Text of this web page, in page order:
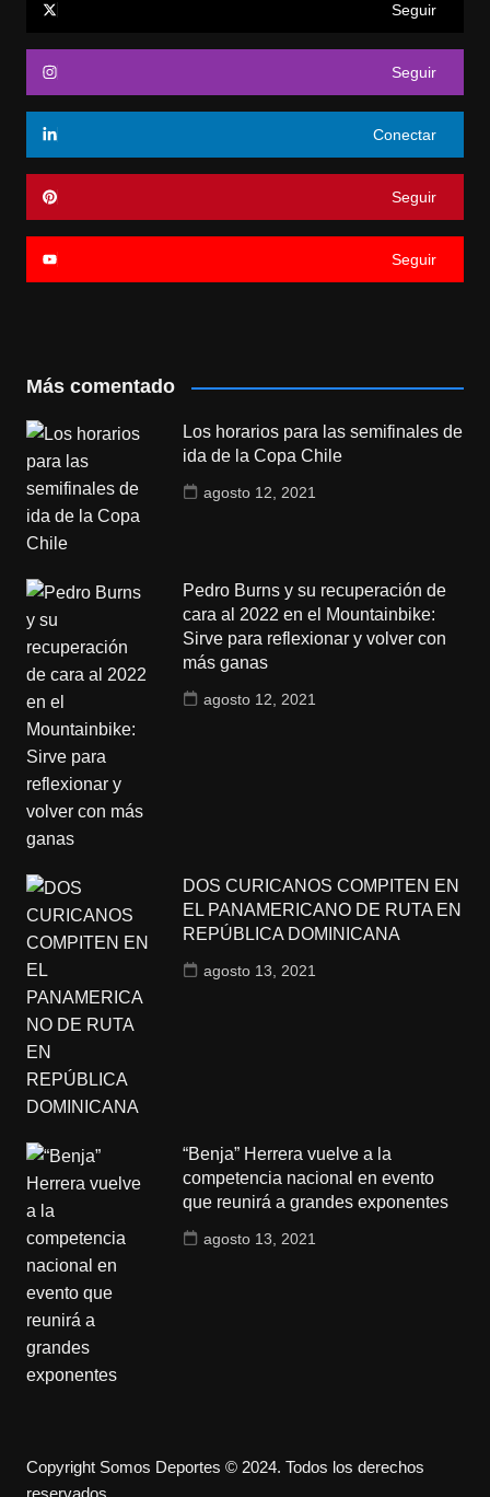
Seguir
Seguir
Conectar
Seguir
Seguir
Más comentado
Los horarios para las semifinales de
ida de la Copa Chile
agosto 12, 2021
Pedro Burns y su recuperación de
cara al 2022 en el Mountainbike:
Sirve para reflexionar y volver con
más ganas
agosto 12, 2021
DOS CURICANOS COMPITEN EN
EL PANAMERICANO DE RUTA EN
REPÚBLICA DOMINICANA
agosto 13, 2021
“Benja” Herrera vuelve a la
competencia nacional en evento
que reunirá a grandes exponentes
agosto 13, 2021
Copyright Somos Deportes © 2024. Todos los derechos